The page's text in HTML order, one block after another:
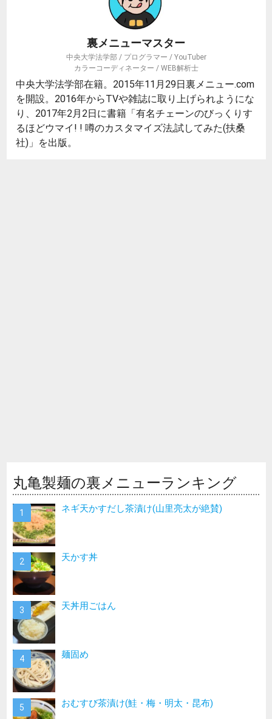
裏メニューマスター
中央大学法学部 / プログラマー / YouTuber
カラーコーディネーター / WEB解析士
中央大学法学部在籍。2015年11月29日裏メニュー.com
を開設。2016年からTVや雑誌に取り上げられようにな
り、2017年2月2日に書籍「有名チェーンのびっくりす
るほどウマイ! ! 噂のカスタマイズ法,試してみた(扶桑
社)」を出版。
丸亀製麺の裏メニューランキング
ネギ天かすだし茶漬け(山里亮太が絶賛)
天かす丼
天丼用ごはん
麺固め
おむすび茶漬け(鮭・梅・明太・昆布)